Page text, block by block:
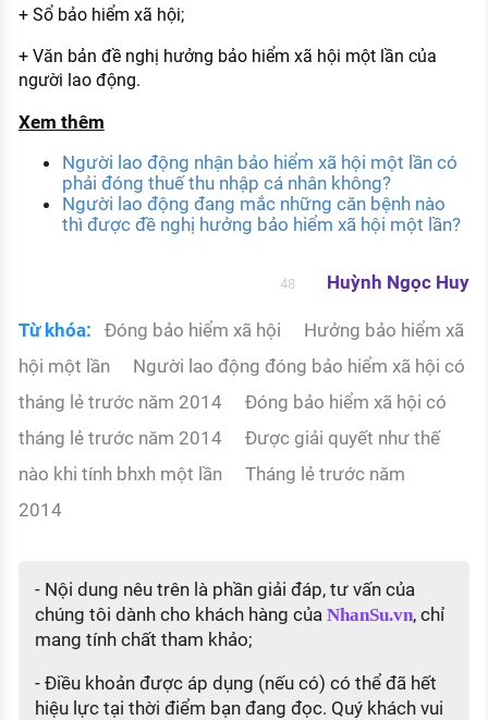
+ Sổ bảo hiểm xã hội;
+ Văn bản đề nghị hưởng bảo hiểm xã hội một lần của
người lao động.
Xem thêm
Người lao động nhận bảo hiểm xã hội một lần có
phải đóng thuế thu nhập cá nhân không?
Người lao động đang mắc những căn bệnh nào
thì được đề nghị hưởng bảo hiểm xã hội một lần?
48 Huỳnh Ngọc Huy
Từ khóa: Đóng bảo hiểm xã hội
Hưởng bảo hiểm xã
hội một lần
Người lao động đóng bảo hiểm xã hội có
tháng lẻ trước năm 2014
Đóng bảo hiểm xã hội có
tháng lẻ trước năm 2014
Được giải quyết như thế
nào khi tính bhxh một lần
Tháng lẻ trước năm
2014
- Nội dung nêu trên là phần giải đáp, tư vấn của
chúng tôi dành cho khách hàng của NhanSu.vn, chỉ
mang tính chất tham khảo;
- Điều khoản được áp dụng (nếu có) có thể đã hết
hiệu lực tại thời điểm bạn đang đọc. Quý khách vui